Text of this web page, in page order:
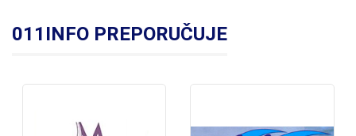
011INFO PREPORUČUJE